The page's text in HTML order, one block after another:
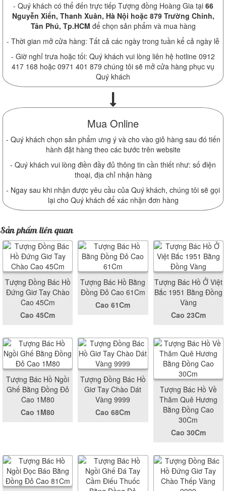
- Quý khách có thể đến trực tiếp Tượng đồng Hoàng Gia tại 66
Nguyễn Xiển, Thanh Xuân, Hà Nội hoặc 879 Trường Chinh,
Tân Phú, Tp.HCM để chọn sản phẩm và mua hàng
- Thời gian mở cửa hàng: Tất cả các ngày trong tuần kể cả ngày lễ
- Giờ nghỉ trưa hoặc tối: Quý khách vui lòng liên hệ hotline 0912
417 168 hoặc 0971 401 879 chúng tôi sẽ mở cửa hàng phục vụ
Quý khách
Mua Online
- Quý khách chọn sản phẩm ưng ý và cho vào giỏ hàng sau đó tiến
hành đặt hàng theo các bước trên website
- Quý khách vui lòng điền đầy đủ thông tin cần thiết như: số điện
thoại, địa chỉ nhận hàng
- Ngay sau khi nhận được yêu cầu của Quý khách, chúng tôi sẽ gọi
lại cho Quý khách để xác nhận đơn hàng
Sản phẩm liên quan
Tượng Đồng Bác Hồ
Đứng Giơ Tay Chào
Cao 45Cm
Cao 45Cm
Tượng Bác Hồ Bằng
Đồng Đỏ Cao 61Cm
Cao 61Cm
Tượng Bác Hồ Ở Việt
Bắc 1951 Bằng Đồng
Vàng
Cao 23Cm
Tượng Bác Hồ Ngồi
Ghế Bằng Đồng Đỏ
Cao 1M80
Cao 1M80
Tượng Đồng Bác Hồ
Giơ Tay Chào Dát
Vàng 9999
Cao 68Cm
Tượng Bác Hồ Về
Thăm Quê Hương
Bằng Đồng Cao
30Cm
Cao 30Cm